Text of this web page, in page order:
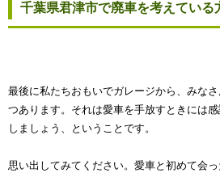
千葉県君津市で廃車を考えている
最後に私たちおもいでガレージから、みな
つあります。それは愛車を手放すときには
しましょう、ということです。
思い出してみてください。愛車と初めて会